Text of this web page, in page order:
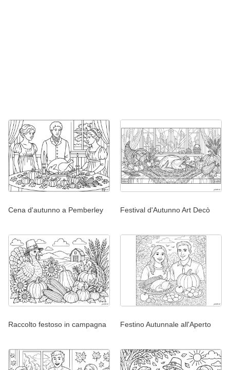
Cena d'autunno a Pemberley Festival d'Autunno Art Decò
Raccolto festoso in campagna Festino Autunnale all'Aperto